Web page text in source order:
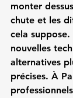
monter
chute et les
cela suppose.
nouvelles
alternatives
précises. À